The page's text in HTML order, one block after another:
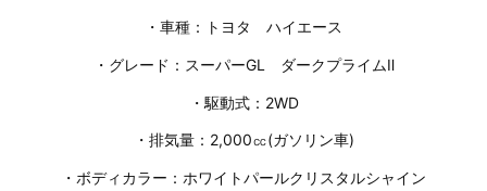
・車種：トヨタ ハイエース
・グレード：スーパーGL ダークプライムⅡ
・駆動式：2WD
・排気量：2,000㏄(ガソリン車)
・ボディカラー：ホワイトパールクリスタルシャイン